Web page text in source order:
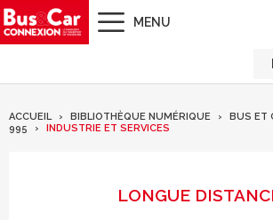
MENU
ACCUEIL BIBLIOTHÈQUE NUMÉRIQUE
BUS ET
995
INDUSTRIE ET SERVICES
LONGUE